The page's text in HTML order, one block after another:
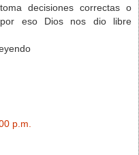
decisiones correctas o
eso Dios nos dio libre
p.m.